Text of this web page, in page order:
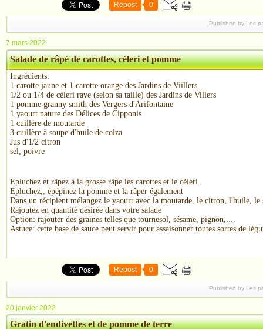
Repost 0
Published by Les
7 mars 2022
Salade de râpé de carottes, céleri et pomme
Ingrédients:
1 carotte jaune et 1 carotte orange des Jardins de Viillers
1/2 ou 1/4 de céleri rave (selon sa taille) des Jardins de Villers
1 pomme granny smith des Vergers d'Arifontaine
1 yaourt nature des Délices de Cipponis
1 cuillère de moutarde
3 cuillère à soupe d'huile de colza
Jus d'1/2 citron
sel, poivre
Epluchez et râpez à la grosse râpe les carottes et le céleri.
Epluchez,, épépinez la pomme et la râper également
Dans un récipient mélangez le yaourt avec la moutarde, le citron, l'huile, le
Rajoutez en quantité désirée dans votre salade
Option: rajouter des graines telles que tournesol, sésame, pignon,....
Astuce: cette base de sauce peut servir pour assaisonner toutes sortes de
Repost 0
Published by Les
20 janvier 2022
Gratin d'endivettes et de pomme de terre